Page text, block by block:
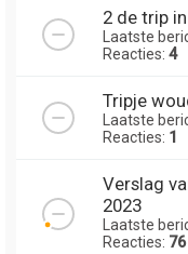
2 de trip
Laatste
Reacties: 4
Tripje
Laatste
Reacties: 1
Verslag
2023
Laatste
Reacties: 76